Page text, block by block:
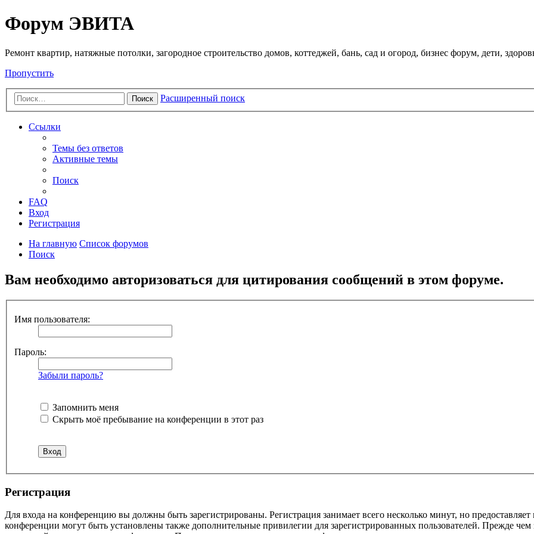
Регистрация
Форум ЭВИТА
Ремонт квартир, натяжные потолки, загородное строительство домов, коттеджей, бань, сад и огород, бизнес форум, дети,
Пропустить
Поиск Расширенный поиск
Ссылки
Темы без ответов
Активные темы
Поиск
FAQ
Вход
Регистрация
На главную Список форумов
Поиск
Вам необходимо авторизоваться для цитирования сообщений в этом форуме.
Имя пользователя:
Пароль:
Забыли пароль?
Запомнить меня
Скрыть моё пребывание на конференции в этот раз
Регистрация
Для входа на конференцию вы должны быть зарегистрированы. Регистрация занимает всего несколько минут, но
конференции могут быть установлены также дополнительные привилегии для зарегистрированных пользователей. Прежде чем